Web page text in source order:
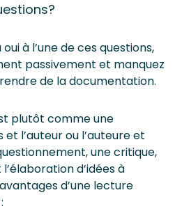
à l’une de ces questions,
passivement et manquez
de la documentation.
plutôt comme une
l’auteur ou l’auteure et
une critique,
d’idées à
d’une lecture